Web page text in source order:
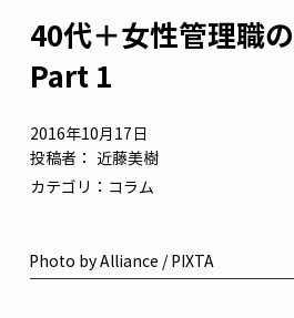
Photo by Alliance / PIXTA
2016年10月17日
投稿者：
コラム
カテゴリ：
近藤美樹
40代＋女性管理職
Part 1